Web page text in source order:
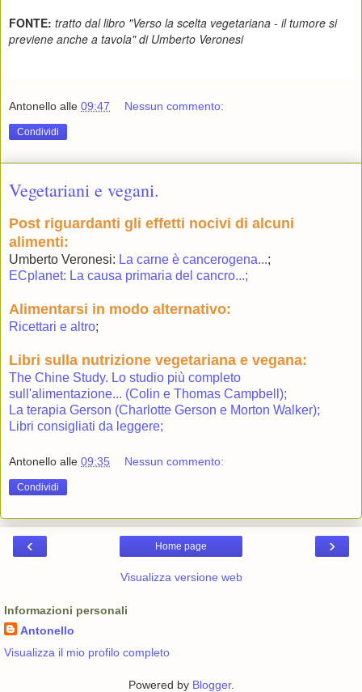
FONTE: tratto dal libro "Verso la scelta vegetariana - il tumore si
previene anche a tavola" di Umberto Veronesi
Antonello alle 09:47 Nessun commento:
Condividi
Vegetariani e vegani.
Post riguardanti gli effetti nocivi di alcuni
alimenti:
Umberto Veronesi: La carne è cancerogena...;
ECplanet: La causa primaria del cancro...;
Alimentarsi in modo alternativo:
Ricettari e altro;
Libri sulla nutrizione vegetariana e vegana:
The Chine Study. Lo studio più completo
sull'alimentazione... (Colin e Thomas Campbell);
La terapia Gerson (Charlotte Gerson e Morton Walker);
Libri consigliati da leggere;
Antonello alle 09:35 Nessun commento:
Condividi
‹ ›
Home page
Visualizza versione web
Informazioni personali
Antonello
Visualizza il mio profilo completo
Powered by Blogger.